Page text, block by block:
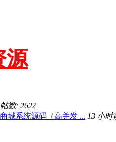
源
帖数: 2622
城系统源码（高并发 ... 13 小时